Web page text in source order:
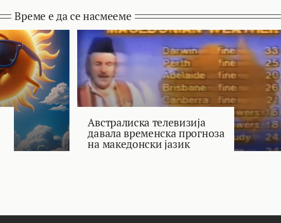
Време е да се насмееме
Австралиска телевизија
давала временска прогноза
на македонски јазик